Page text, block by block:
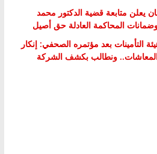
يعلن متابعة قضية الدكتور محمد
المحاكمة العادلة حق أصيل
التأمينات بعد مؤتمره الصحفي: إنكار
المعاشات.. ونطالب بكشف الشركة